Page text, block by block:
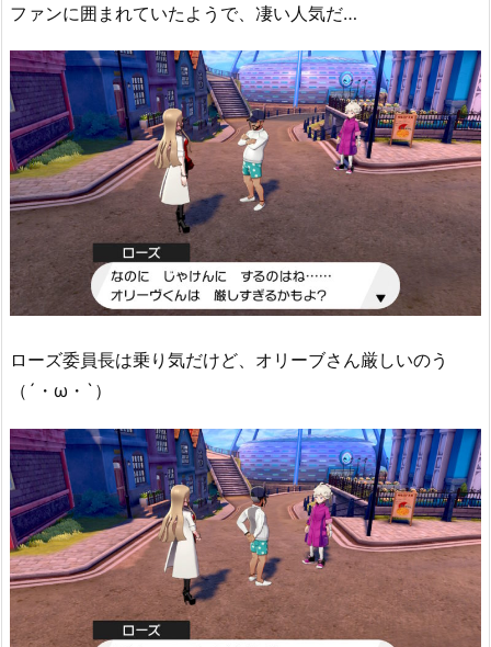
ファンに囲まれていたようで、凄い人気だ…
ローズ委員長は乗り気だけど、オリーブさん厳しいのう
（´・ω・`）